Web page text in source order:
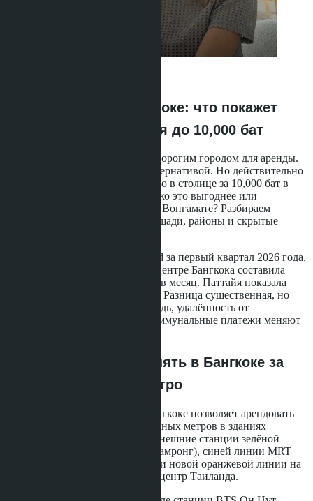
Миф о дешёвом Бангкоке: что покажет
реальный поиск жилья до 10,000 бат
Бангкок традиционно считают дорогим городом для аренды.
Паттайю - более доступной альтернативой. Но действительно
ли можно снять приличное кондо в столице за 10,000 бат в
месяц рядом с метро? И насколько это выгоднее или
невыгоднее аренды в Паттайе и Вонгамате? Разбираем
реальные цифры 2026 года, площади, районы и скрытые
По данным Cushman & Wakefield за первый квартал 2026 года,
средняя ставка аренды кондо в центре Бангкока составила
550-750 бат за квадратный метр в месяц. Паттайя показала
380-520 бат за квадратный метр. Разница существенная, но
дьявол кроется в деталях: площадь, удалённость от
транспорта, возраст здания и коммунальные платежи меняют
Что реально можно снять в Бангкоке за
10,000 бат рядом с метро
Бюджет 10,000 бат в месяц в Бангкоке позволяет арендовать
студию площадью 22-28 квадратных метров в зданиях
возрастом 10-15 лет. Локации: внешние станции зелёной
линии BTS (Он Нут, Бэнг На, Самронг), синей линии MRT
(Банг Сью, Тао Пун, Лак Си) или новой оранжевой линии на
участке Минбури - Культурный центр Таиланда.